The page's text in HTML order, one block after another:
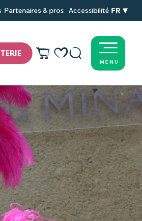
Voir les favoris
Recherche
Partenaires & pros Accessibilité FR
MENU